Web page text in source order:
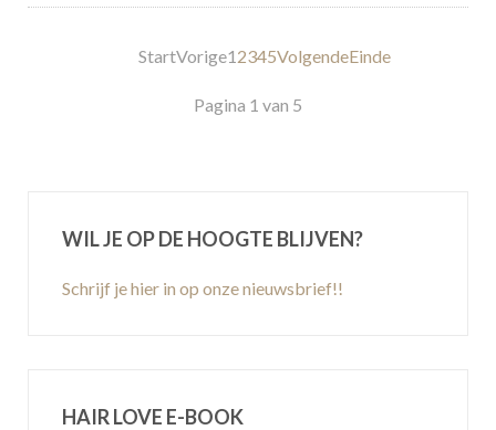
StartVorige1 2345VolgendeEinde
Pagina 1 van 5
WIL JE OP DE HOOGTE BLIJVEN?
Schrijf je hier in op onze nieuwsbrief!!
HAIR LOVE E-BOOK